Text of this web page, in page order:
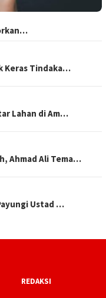
Keras Tindaka…
Lahan di Am…
Ahmad Ali Tema…
Ustad …
REDAKSI